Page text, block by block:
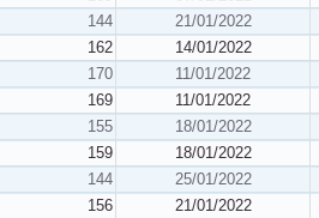
144 21/01/2022
162 14/01/2022
170 11/01/2022
169 11/01/2022
155 18/01/2022
159 18/01/2022
144 25/01/2022
156 21/01/2022